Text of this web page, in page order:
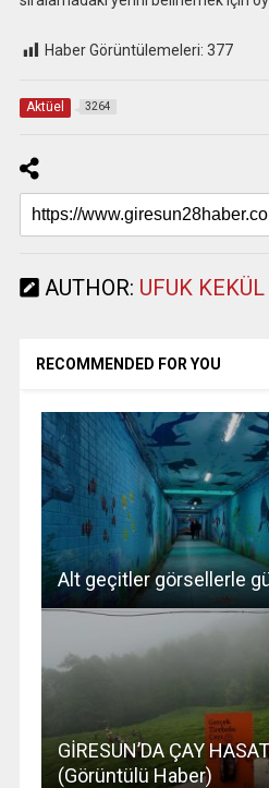
Haber Görüntülemeleri: 377
Aktüel 3264
AUTHOR: UFUK KEKÜL
RECOMMENDED FOR YOU
Alt geçitler görsellerle
GİRESUN’DA ÇAY
(Görüntülü Haber)